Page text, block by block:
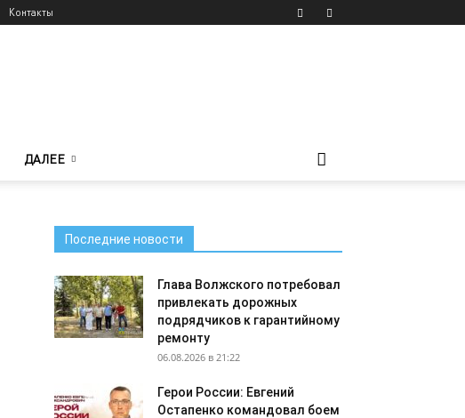
Контакты
ДАЛЕЕ
Последние новости
Глава Волжского потребовал
привлекать дорожных
подрядчиков к гарантийному
ремонту
06.08.2026 в 21:22
Герои России: Евгений
Остапенко командовал боем